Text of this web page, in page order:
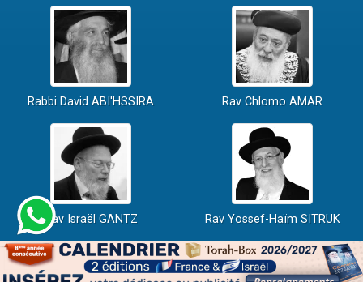
Rabbi David ABI'HSSIRA Rav Chlomo AMAR
Rav Israël GANTZ Rav Yossef-Haïm SITRUK